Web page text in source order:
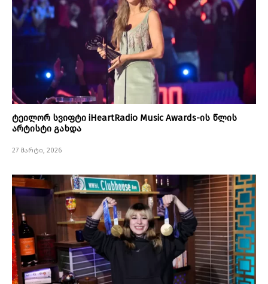
ტეილორ სვიფტი iHeartRadio Music Awards-ის წლის
არტისტი გახდა
27 მარტი, 2026